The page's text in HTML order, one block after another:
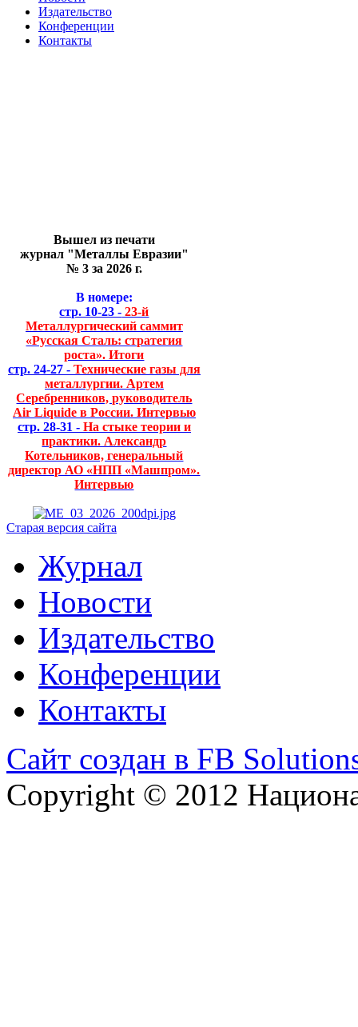
Издательство
Конференции
Контакты
Вышел из печати
журнал "Металлы Евразии"
№ 3 за 2026 г.
В номере:
стр. 10-23 - 23-й
Металлургический саммит
«Русская Сталь: стратегия
роста». Итоги
стр. 24-27 - Технические газы для
металлургии. Артем
Серебренников, руководитель
Air Liquide в России. Интервью
стр. 28-31 - На стыке теории и
практики. Александр
Котельников, генеральный
директор АО «НПП «Машпром».
Интервью
Старая версия сайта
Журнал
Новости
Издательство
Конференции
Контакты
Сайт создан в FB
Copyright © 2012